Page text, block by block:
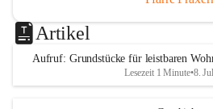
Artikel
Aufruf: Grundstücke für leistbaren
Lesezeit 1 Minute•8.